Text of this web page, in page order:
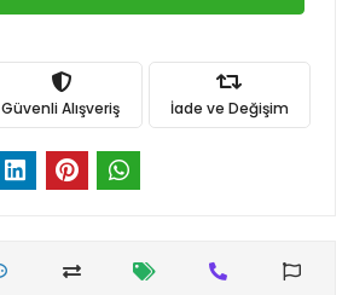
Güvenli Alışveriş İade ve Değişim